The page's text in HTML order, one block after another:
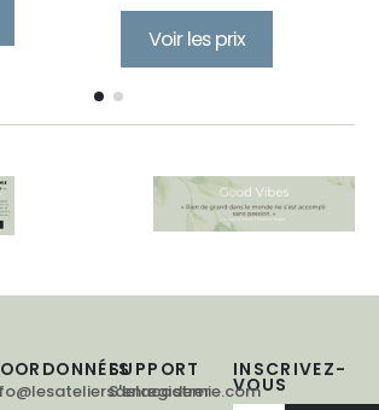
Voir les prix
INSCRIVEZ-
VOUS
SUPPORT
S'enregistrer